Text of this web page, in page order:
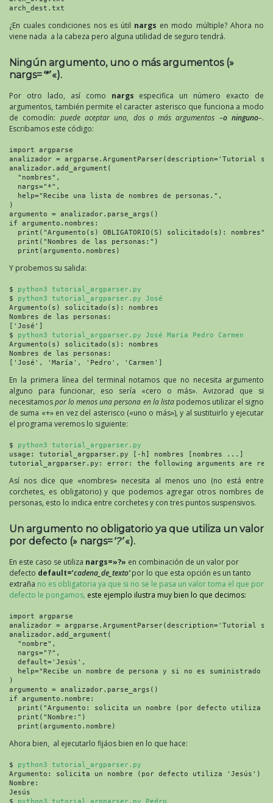
arch_dest.txt
¿En cuales condiciones nos es útil nargs en modo múltiple? Ahora no
viene nada a la cabeza pero alguna utilidad de seguro tendrá.
Ningún argumento, uno o más argumentos (»
nargs=‘*’«).
Por otro lado, así como nargs especifica un número exacto de
argumentos, también permite el caracter asterisco que funciona a modo
de comodín: puede aceptar uno, dos o más argumentos –o ninguno–.
Escribamos este código:
import argparse
analizador = argparse.ArgumentParser(description='Tutorial
analizador.add_argument(
"nombres",
nargs="*",
help="Recibe una lista de nombres de personas.",
)
argumento = analizador.parse_args()
if argumento.nombres:
print("Argumento(s) OBLIGATORIO(S) solicitado(s): nombres")
print("Nombres de las personas:")
print(argumento.nombres)
Y probemos su salida:
$ python3 tutorial_argparser.py
$ python3 tutorial_argparser.py José
Argumento(s) solicitado(s): nombres
Nombres de las personas:
['José']
$ python3 tutorial_argparser.py José María Pedro Carmen
Argumento(s) solicitado(s): nombres
Nombres de las personas:
['José', 'María', 'Pedro', 'Carmen']
En la primera línea del terminal notamos que no necesita argumento
alguno para funcionar, eso sería «cero o más». Avizorad que si
necesitamospor lo menos una persona en la listapodemos utilizar el signo
de suma «+» en vez del asterisco («uno o más»), y al sustituirlo y ejecutar
el programa veremos lo siguiente:
$ python3 tutorial_argparser.py
usage: tutorial_argparser.py [-h] nombres [nombres ...]
tutorial_argparser.py: error: the following arguments are
Así nos dice que «nombres» necesita al menos uno (no está entre
corchetes, es obligatorio) y que podemos agregar otros nombres de
personas, esto lo indica entre corchetes y con tres puntos suspensivos.
Un argumento no obligatorio ya que utiliza un valor
por defecto (» nargs=‘?’«).
En este caso se utiliza nargs=»?» en combinación de un valor por
defecto default=’cadena_de_texto’por lo que esta opción es un tanto
extraña no es obligatoria ya que si no se le pasa un valor toma el que por
defecto le pongamos, este ejemplo ilustra muy bien lo que decimos:
import argparse
analizador = argparse.ArgumentParser(description='Tutorial
analizador.add_argument(
"nombre",
nargs="?",
default='Jesús',
help="Recibe un nombre de persona y si no es
)
argumento = analizador.parse_args()
if argumento.nombre:
print("Argumento: solicita un nombre (por defecto utiliza
print("Nombre:")
print(argumento.nombre)
Ahora bien, al ejecutarlo fijáos bien en lo que hace:
$ python3 tutorial_argparser.py
Argumento: solicita un nombre (por defecto utiliza 'Jesús')
Nombre:
Jesús
$ python3 tutorial_argparser.py Pedro